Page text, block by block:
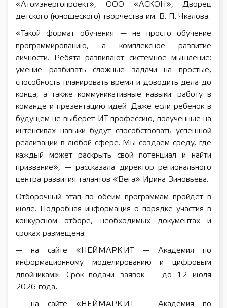
«Атомэнергопроект», ООО «АСКОН», Дворец
детского (юношеского) творчества им. В. П. Чкалова.
«Такой формат обучения — не просто обучение
программированию, а комплексное развитие
личности. Ребята развивают системное мышление:
умение разбивать сложные задачи на простые,
способность планировать время и доводить дела до
конца, а также коммуникативные навыки: работу в
команде и презентацию идей. Даже если ребенок в
будущем не выберет ИТ-профессию, полученные на
интенсивах навыки будут способствовать успешной
реализации в любой сфере. Мы создаем среду, где
каждый может раскрыть свой потенциал и найти
призвание», — рассказала директор регионального
центра развития талантов «Вега» Ирина Зиновьева.
Отборочный этап по обеим программам пройдет в
июле. Подробная информация о порядке участия в
конкурсном отборе, необходимых документах и
сроках размещена:
— на сайте «НЕЙМАРК.ИТ — Академия по
информационному моделированию и цифровым
двойникам». Срок подачи заявок — до 12 июля
2026 года,
— на сайте «НЕЙМАРК.ИТ — Академия по